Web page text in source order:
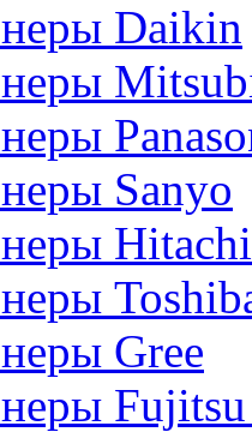
Daikin
Sanyo
Hitachi
Gree